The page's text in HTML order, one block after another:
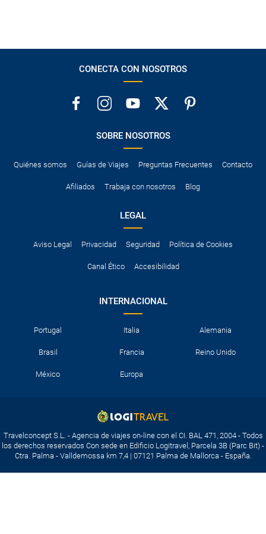
CONECTA CON NOSOTROS
SOBRE NOSOTROS
Quiénes somos Guías de Viajes Preguntas Frecuentes Contacto
Afiliados Trabaja con nosotros Blog
LEGAL
Aviso Legal Privacidad Seguridad Política de Cookies
Canal Ético Accesibilidad
INTERNACIONAL
Portugal Italia Alemania
Brasil Francia Reino Unido
México Europa
Travelconcept S.L. - Agencia de viajes on-line con el CI. BAL 471, 2004 - Todos
los derechos reservados Con sede en Edificio Logitravel, Parcela 3B (Parc Bit) -
Ctra. Palma - Valldemossa km 7,4 | 07121 Palma de Mallorca - España.